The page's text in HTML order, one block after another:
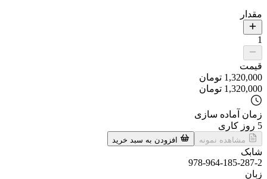
مقدار
1
قیمت
1,320,000 تومان
1,320,000 تومان
زمان آماده سازی
5 روز کاری
مشاهده نمونه افزودن به سبد خرید
شابک
978-964-185-287-2
زبان